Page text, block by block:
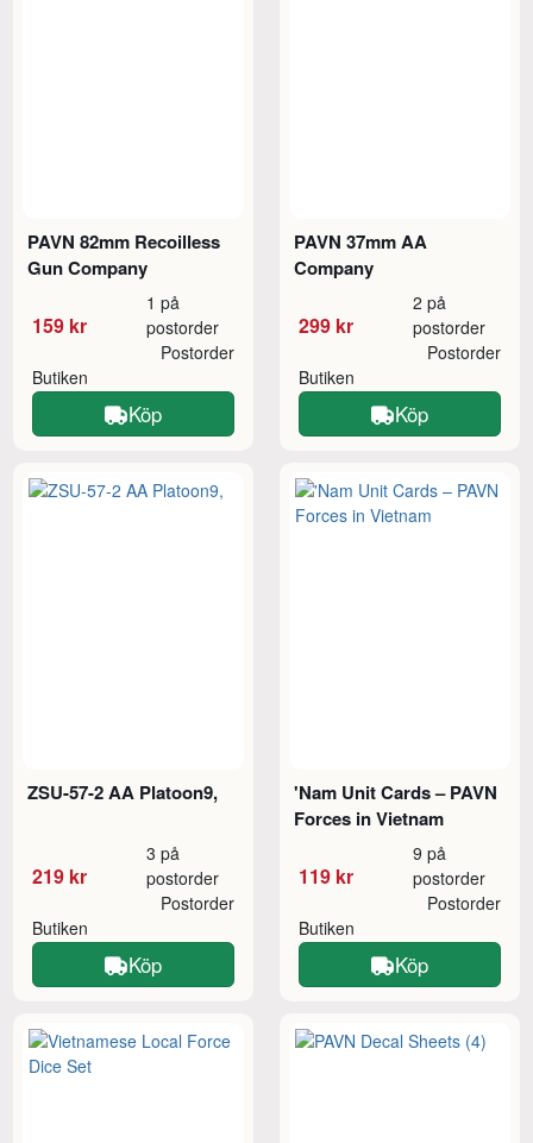
PAVN 82mm Recoilless
Gun Company
159 kr
1 på
postorder
Butiken
Postorder
Köp
PAVN 37mm AA
Company
299 kr
2 på
postorder
Butiken
Postorder
Köp
ZSU-57-2 AA Platoon9,
219 kr
3 på
postorder
Butiken
Postorder
Köp
'Nam Unit Cards – PAVN
Forces in Vietnam
119 kr
9 på
postorder
Butiken
Postorder
Köp